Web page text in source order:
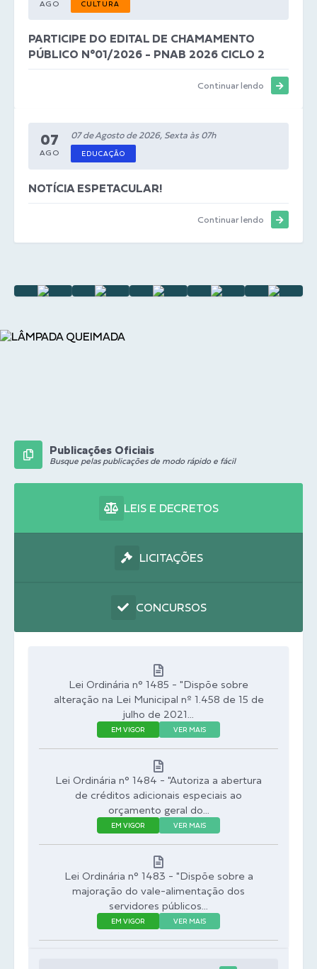
AGO CULTURA
PARTICIPE DO EDITAL DE CHAMAMENTO
PÚBLICO N°01/2026 - PNAB 2026 CICLO 2
Continuar lendo
07
AGO
07 de Agosto de 2026, Sexta às 07h
EDUCAÇÃO
NOTÍCIA ESPETACULAR!
Continuar lendo
Publicações Oficiais
Busque pelas publicações de modo rápido e fácil
LEIS E DECRETOS
LICITAÇÕES
CONCURSOS
Lei Ordinária n° 1485 - "Dispõe sobre
alteração na Lei Municipal nº 1.458 de 15 de
julho de 2021...
EM VIGOR VER MAIS
Lei Ordinária n° 1484 - "Autoriza a abertura
de créditos adicionais especiais ao
orçamento geral do...
EM VIGOR VER MAIS
Lei Ordinária n° 1483 - "Dispõe sobre a
majoração do vale-alimentação dos
servidores públicos...
EM VIGOR VER MAIS